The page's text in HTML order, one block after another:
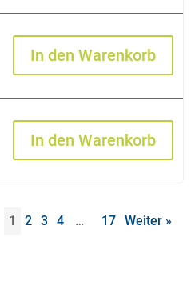
In den Warenkorb
In den Warenkorb
1 2 3 4 … 17 Weiter »